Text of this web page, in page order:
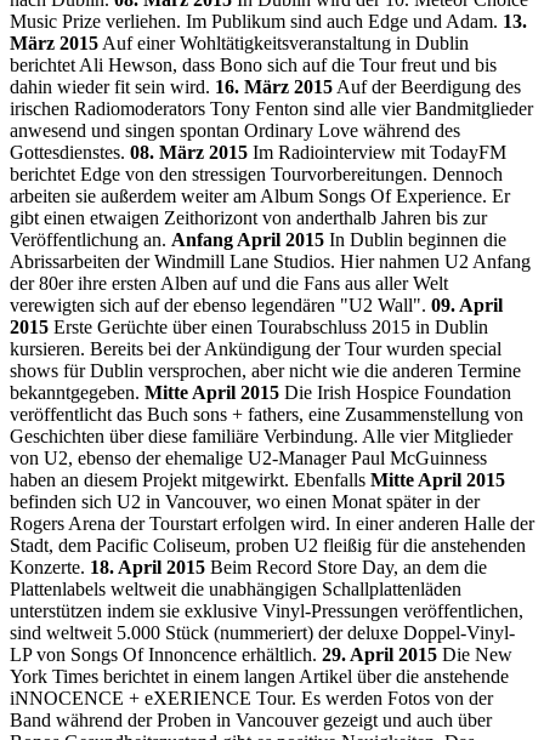
Music Prize verliehen. Im Publikum sind auch Edge und Adam. 13.
März 2015 Auf einer Wohltätigkeitsveranstaltung in Dublin
berichtet Ali Hewson, dass Bono sich auf die Tour freut und bis
dahin wieder fit sein wird. 16. März 2015 Auf der Beerdigung des
irischen Radiomoderators Tony Fenton sind alle vier Bandmitglieder
anwesend und singen spontan Ordinary Love während des
Gottesdienstes. 08. März 2015 Im Radiointerview mit TodayFM
berichtet Edge von den stressigen Tourvorbereitungen. Dennoch
arbeiten sie außerdem weiter am Album Songs Of Experience. Er
gibt einen etwaigen Zeithorizont von anderthalb Jahren bis zur
Veröffentlichung an. Anfang April 2015 In Dublin beginnen die
Abrissarbeiten der Windmill Lane Studios. Hier nahmen U2 Anfang
der 80er ihre ersten Alben auf und die Fans aus aller Welt
verewigten sich auf der ebenso legendären "U2 Wall". 09. April
2015 Erste Gerüchte über einen Tourabschluss 2015 in Dublin
kursieren. Bereits bei der Ankündigung der Tour wurden special
shows für Dublin versprochen, aber nicht wie die anderen Termine
bekanntgegeben. Mitte April 2015 Die Irish Hospice Foundation
veröffentlicht das Buch sons + fathers, eine Zusammenstellung von
Geschichten über diese familiäre Verbindung. Alle vier Mitglieder
von U2, ebenso der ehemalige U2-Manager Paul McGuinness
haben an diesem Projekt mitgewirkt. Ebenfalls Mitte April 2015
befinden sich U2 in Vancouver, wo einen Monat später in der
Rogers Arena der Tourstart erfolgen wird. In einer anderen Halle der
Stadt, dem Pacific Coliseum, proben U2 fleißig für die anstehenden
Konzerte. 18. April 2015 Beim Record Store Day, an dem die
Plattenlabels weltweit die unabhängigen Schallplattenläden
unterstützen indem sie exklusive Vinyl-Pressungen veröffentlichen,
sind weltweit 5.000 Stück (nummeriert) der deluxe Doppel-Vinyl-
LP von Songs Of Innoncence erhältlich. 29. April 2015 Die New
York Times berichtet in einem langen Artikel über die anstehende
iNNOCENCE + eXERIENCE Tour. Es werden Fotos von der
Band während der Proben in Vancouver gezeigt und auch über